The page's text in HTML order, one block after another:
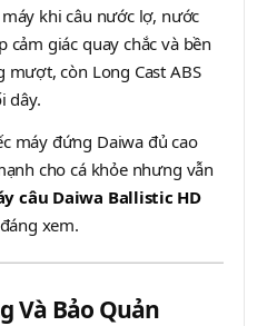
khi câu nước lợ, nước
cảm giác quay chắc và bền
mượt, còn Long Cast ABS
dây.
máy đứng Daiwa đủ cao
cho cá khỏe nhưng vẫn
câu Daiwa Ballistic HD
xem.
Và Bảo Quản